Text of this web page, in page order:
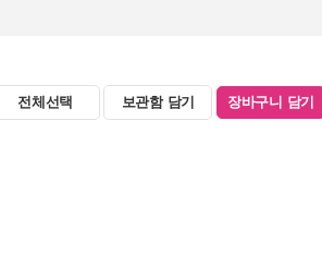
전체선택 보관함 담기 장바구니 담기